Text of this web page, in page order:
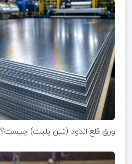
ورق قلع اندود (تین پلیت) چیست؟